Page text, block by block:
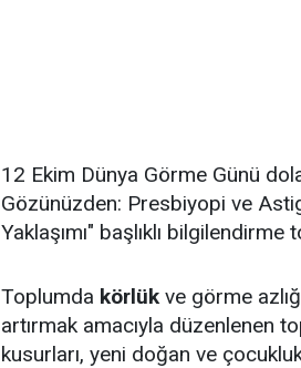
12 Ekim Dünya Görme Günü
Gözünüzden: Presbiyopi ve
Yaklaşımı" başlıklı bilgilendirme
Toplumda körlükve görme
artırmak amacıyla düzenlenen
kusurları, yeni doğan ve